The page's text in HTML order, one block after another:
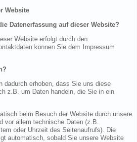
Website
Datenerfassung auf dieser Website?
Website erfolgt durch den
können Sie dem Impressum
dadurch erhoben, dass Sie uns diese
z.B. um Daten handeln, die Sie in ein
beim Besuch der Website durch unsere
vor allem technische Daten (z.B.
oder Uhrzeit des Seitenaufrufs). Die
automatisch, sobald Sie unsere Website